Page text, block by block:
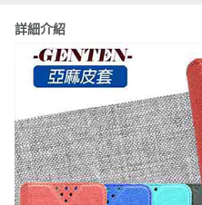
詳細介紹